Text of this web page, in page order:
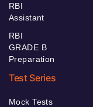
RBI
Assistant
RBI
GRADE B
Preparation
Test Series
Mock Tests